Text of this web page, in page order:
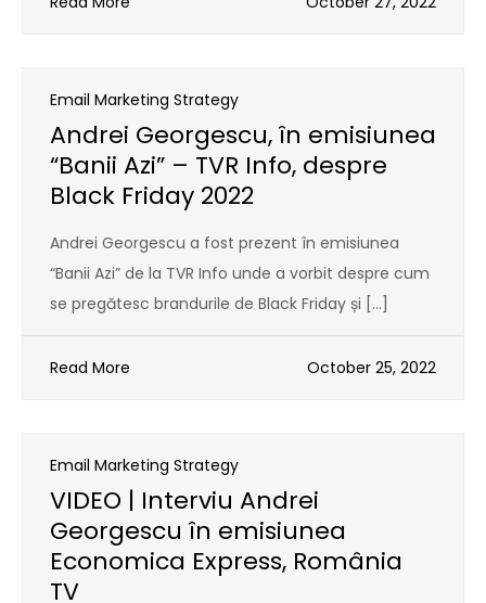
Email Marketing Strategy
Andrei Georgescu, în emisiunea
“Banii Azi” – TVR Info, despre
Black Friday 2022
Andrei Georgescu a fost prezent în emisiunea
“Banii Azi” de la TVR Info unde a vorbit despre cum
se pregătesc brandurile de Black Friday și […]
Read More October 25, 2022
Email Marketing Strategy
VIDEO | Interviu Andrei
Georgescu în emisiunea
Economica Express, România
TV